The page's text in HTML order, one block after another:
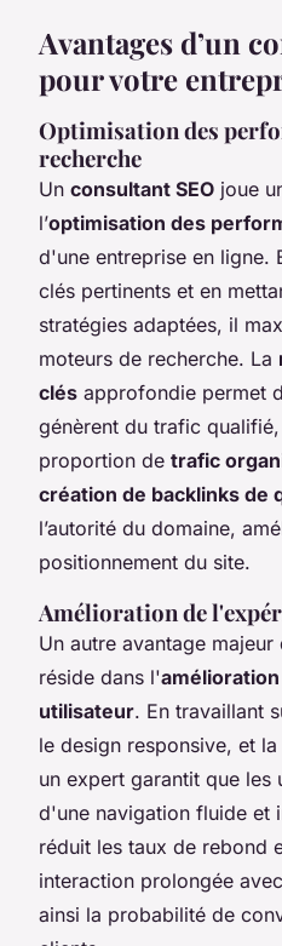
Avantages d’un
pour votre
Optimisation des
recherche
Un consultant SEO joue
l’optimisation des
d'une entreprise en ligne.
clés pertinents et en
stratégies adaptées, il
moteurs de recherche. La
clés approfondie permet
génèrent du trafic
proportion de trafic
création de backlinks de
l’autorité du domaine,
positionnement du site.
Amélioration de
Un autre avantage majeur
réside dans l'
utilisateur. En travaillant
le design responsive, et
un expert garantit que les
d'une navigation fluide et
réduit les taux de rebond
interaction prolongée
ainsi la probabilité de